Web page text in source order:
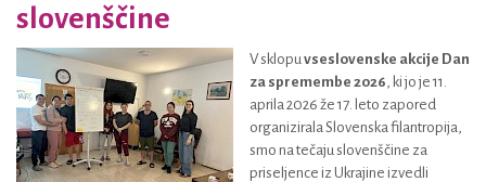
slovenščine
V sklopuvseslovenske akcije Dan
za spremembe 2026, ki jo je 11.
aprila 2026 že 17. leto zapored
organizirala Slovenska filantropija,
smo na tečaju slovenščine za
priseljence iz Ukrajine izvedli